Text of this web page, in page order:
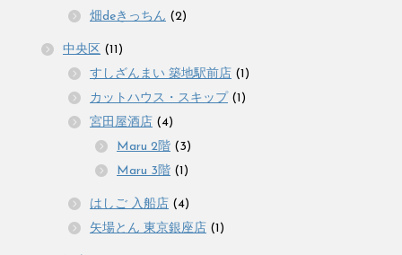
畑deきっちん (2)
中央区 (11)
すしざんまい 築地駅前店 (1)
カットハウス・スキップ (1)
宮田屋酒店 (4)
Maru 2階 (3)
Maru 3階 (1)
はしご 入船店 (4)
矢場とん 東京銀座店 (1)